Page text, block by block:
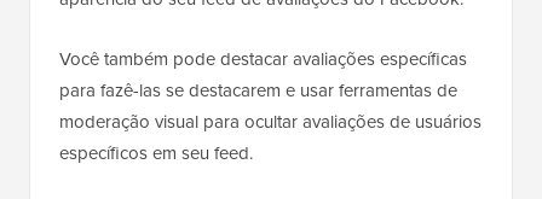
Você também pode destacar avaliações específicas
para fazê-las se destacarem e usar ferramentas de
moderação visual para ocultar avaliações de usuários
específicos em seu feed.